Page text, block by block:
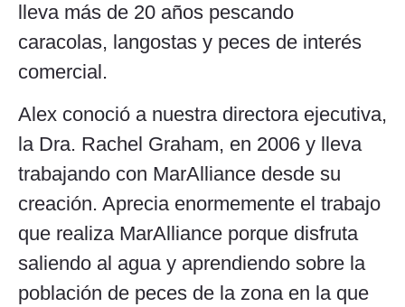
lleva más de 20 años pescando
caracolas, langostas y peces de interés
comercial.
Alex conoció a nuestra directora ejecutiva,
la Dra. Rachel Graham, en 2006 y lleva
trabajando con MarAlliance desde su
creación. Aprecia enormemente el trabajo
que realiza MarAlliance porque disfruta
saliendo al agua y aprendiendo sobre la
población de peces de la zona en la que